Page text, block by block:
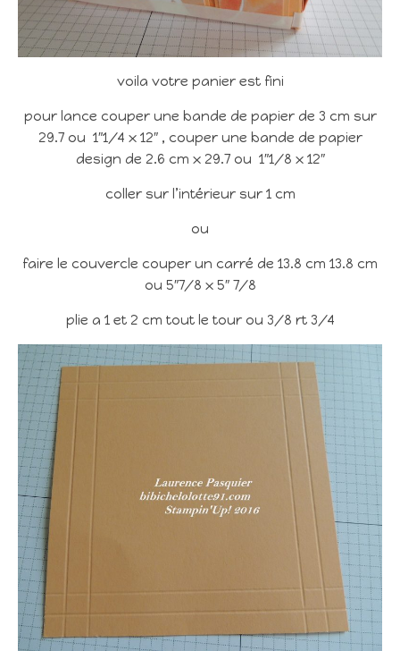
voila votre panier est fini
pour lance couper une bande de papier de 3 cm sur
29.7 ou 1″1/4 x 12″ , couper une bande de papier
design de 2.6 cm x 29.7 ou 1″1/8 x 12″
coller sur l’intérieur sur 1 cm
ou
faire le couvercle couper un carré de 13.8 cm 13.8 cm
ou 5″7/8 x 5″ 7/8
plie a 1 et 2 cm tout le tour ou 3/8 rt 3/4